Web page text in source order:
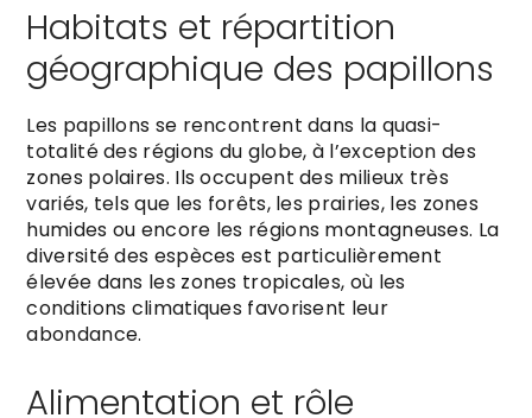
Habitats et répartition
géographique des papillons
Les papillons se rencontrent dans la quasi-
totalité des régions du globe, à l’exception des
zones polaires. Ils occupent des milieux très
variés, tels que les forêts, les prairies, les zones
humides ou encore les régions montagneuses. La
diversité des espèces est particulièrement
élevée dans les zones tropicales, où les
conditions climatiques favorisent leur
abondance.
Alimentation et rôle